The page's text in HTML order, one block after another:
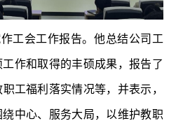
工会工作报告。他总结公司工
作和取得的丰硕成果，报告了
工福利落实情况等，并表示，
绕中心、服务大局，以维护教职